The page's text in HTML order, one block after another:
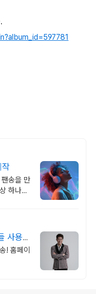
작
송을 만
하나뿐
사용한
! 홈페이